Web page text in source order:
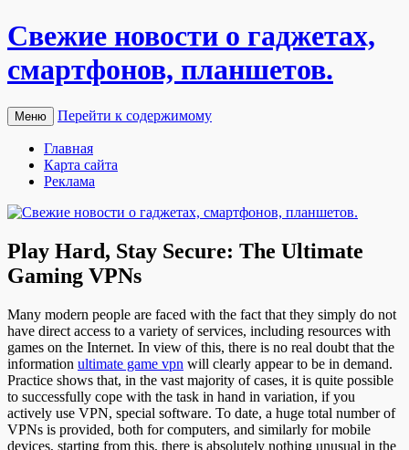
Свежие новости о гаджетах,
смартфонов, планшетов.
Меню Перейти к содержимому
Главная
Карта сайта
Реклама
Play Hard, Stay Secure: The Ultimate
Gaming VPNs
Many modern people are faced with the fact that they simply do not
have direct access to a variety of services, including resources with
games on the Internet. In view of this, there is no real doubt that the
information ultimate game vpn will clearly appear to be in demand.
Practice shows that, in the vast majority of cases, it is quite possible
to successfully cope with the task in hand in variation, if you
actively use VPN, special software. To date, a huge total number of
VPNs is provided, both for computers, and similarly for mobile
devices, starting from this, there is absolutely nothing unusual in the